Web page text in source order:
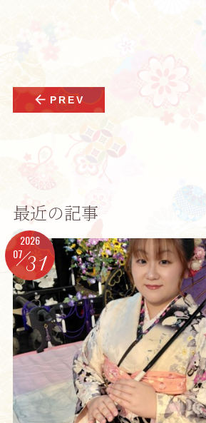
arrow_back PREV
最近の記事
2026
0731